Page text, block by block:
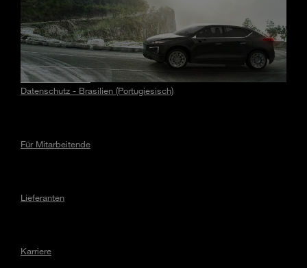
Auto der Zukunft
Datenschutz
Datenschutz - EU
Datenschutz - Brasilien (Portugiesisch)
Für Mitarbeitende
Lieferanten
Karriere